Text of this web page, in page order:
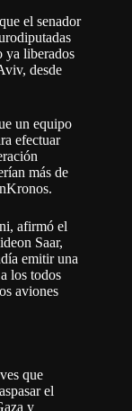
el senador
ya liberados
desde
un equipo
efectuar
más de
afirmó el
Saar,
emitir una
los todos
aviones
que
el
y